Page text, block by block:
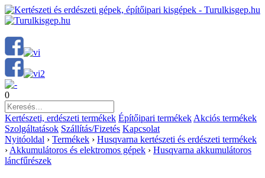
0
Kertészeti, erdészeti termékek Építőipari termékek Akciós termékek
Szolgáltatások Szállítás/Fizetés Kapcsolat
Nyitóoldal › Termékek › Husqvarna kertészeti és erdészeti termékek
› Akkumulátoros és elektromos gépek › Husqvarna akkumulátoros
láncfűrészek